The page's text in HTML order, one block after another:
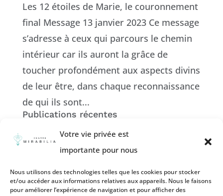
Votre vie privée est
importante pour nous
Nous utilisons des technologies telles que les cookies pour stocker
et/ou accéder aux informations relatives aux appareils. Nous le faisons
pour améliorer l’expérience de navigation et pour afficher des
Les 12 étoiles de Marie, le couronnement
final Message 13 janvier 2023 Ce message
s’adresse à ceux qui parcours le chemin
intérieur car ils auront la grâce de
toucher profondément aux aspects divins
de leur être, dans chaque reconnaissance
de qui ils sont...
Publications récentes
Rechercher :
Un bouclier plasma Sophianique et les
L’union Mariale – l’épousaille du Féminin